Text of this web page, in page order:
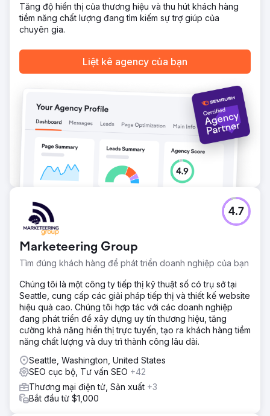
100%, với hơn 20 từ khóa sản phẩm cạnh tranh lọt vào top
3. Mức độ phụ thuộc vào quảng cáo trả phí giảm 65%,
trong khi doanh thu từ SEO vượt mốc 250.000 đô la. Khởi
đây đã trở thành một doanh nghiệp hoạt động hiệu quả,
với tìm kiếm tự nhiên trở thành kênh hàng đầu để thu hút
khách hàng và tăng trưởng dài hạn.
Chuyển đến trang agency
Tăng độ hiển thị của thương hiệu và thu hút khách hàng
tiềm năng chất lượng đang tìm kiếm sự trợ giúp của
chuyên gia.
Liệt kê agency của bạn
Marketeering Group
Tìm đúng khách hàng để phát triển doanh nghiệp của bạn
4.7
Chúng tôi là một công ty tiếp thị kỹ thuật số có trụ sở tại
Seattle, cung cấp các giải pháp tiếp thị và thiết kế website
hiệu quả cao. Chúng tôi hợp tác với các doanh nghiệp
đang phát triển để xây dựng uy tín thương hiệu, tăng
cường khả năng hiển thị trực tuyến, tạo ra khách hàng tiềm
năng chất lượng và duy trì thành công lâu dài.
Seattle, Washington, United States
SEO cục bộ, Tư vấn SEO +42
Thương mại điện tử, Sản xuất +3
Bắt đầu từ $1,000